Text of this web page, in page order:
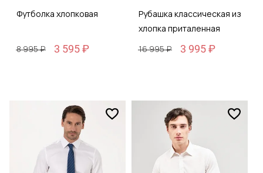
Футболка хлопковая
8 995 ₽ 3 595 ₽
Рубашка классическая из
хлопка приталенная
16 995 ₽
3 995 ₽